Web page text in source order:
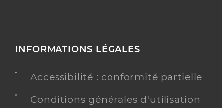
INFORMATIONS LÉGALES
Accessibilité : conformité partielle
Conditions générales d'utilisation